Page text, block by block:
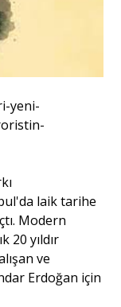
yeni-
laik tarihe
Modern
20 yıldır
ve
Erdoğan için